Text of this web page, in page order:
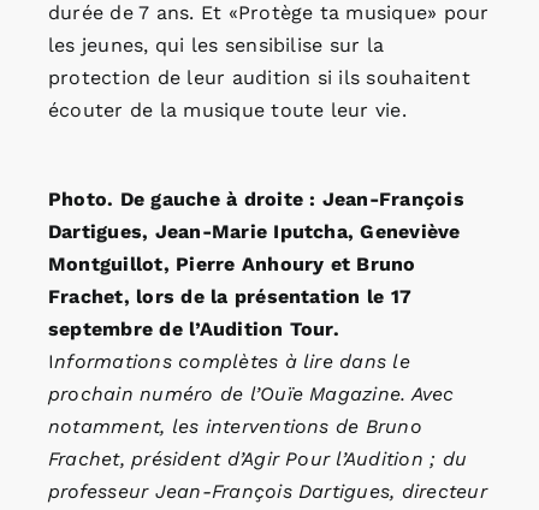
durée de 7 ans. Et «Protège ta musique» pour
les jeunes, qui les sensibilise sur la
protection de leur audition si ils souhaitent
écouter de la musique toute leur vie.
Photo. De gauche à droite : Jean-François
Dartigues, Jean-Marie Iputcha, Geneviève
Montguillot, Pierre Anhoury et Bruno
Frachet, lors de la présentation le 17
septembre de l’Audition Tour.
Informations complètes à lire dans le
prochain numéro de l’Ouïe Magazine. Avec
notamment, les interventions de Bruno
Frachet, président d’Agir Pour l’Audition ; du
professeur Jean-François Dartigues, directeur